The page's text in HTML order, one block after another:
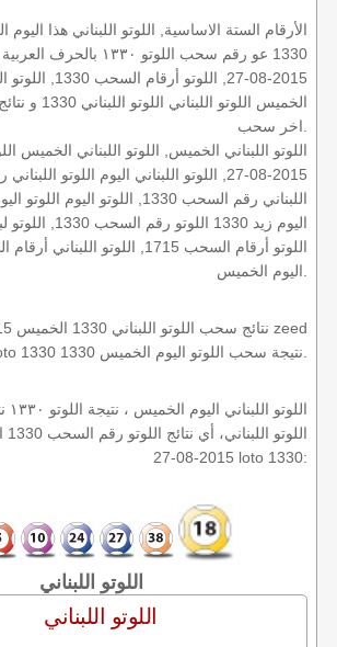
الأرقام الستة الاساسية, اللوتو اللبناني هذا اليوم
الخميس اللوتو
اللوتو اللبناني الخميس, اللوتو اللبناني الخميس
2015-08-27, اللوتو اللبناني اليوم اللوتو
اللبناني رقم السحب 1330, اللوتو
اليوم زيد 1330
2015-08-27 loto 1330:
اللوتو اللبناني
اللوتو اللبناني